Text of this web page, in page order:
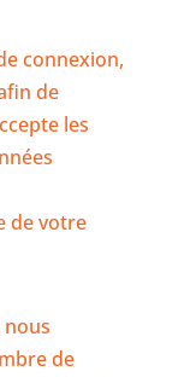
connexion,
de
les
de votre
de